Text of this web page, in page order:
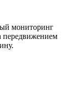
мониторинг
передвижением